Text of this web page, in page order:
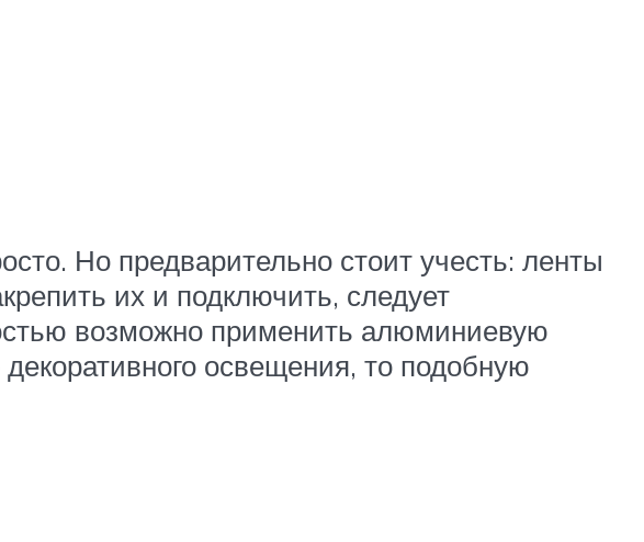
Но предварительно стоит учесть: ленты
их и подключить, следует
возможно применить алюминиевую
освещения, то подобную